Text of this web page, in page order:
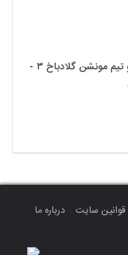
خلاصه بازی دو تیم مونشن گلادباخ ۳ -
قوانین سایت
درباره ما